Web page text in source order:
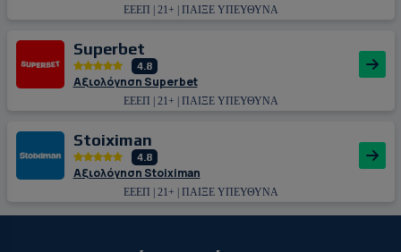
ΕΕΕΠ | 21+ | ΠΑΙΞΕ ΥΠΕΥΘΥΝΑ
Superbet
4.8
Αξιολόγηση Superbet
ΕΕΕΠ | 21+ | ΠΑΙΞΕ ΥΠΕΥΘΥΝΑ
Stoiximan
4.8
Αξιολόγηση Stoiximan
ΕΕΕΠ | 21+ | ΠΑΙΞΕ ΥΠΕΥΘΥΝΑ